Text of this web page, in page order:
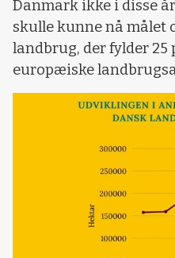
Danmark ikke i disse
skulle kunne nå målet
landbrug, der fylder 25
europæiske